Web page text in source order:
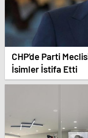
CHP’de Parti
İsimler İstifa Etti